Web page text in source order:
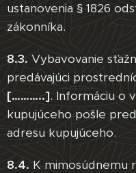
ustanovenia § 1826
zákonníka.
8.3. Vybavovanie
predávajúci
[………..]. Informáciu o
kupujúceho pošle
adresu kupujúceho.
8.4.K mimosúdnemu